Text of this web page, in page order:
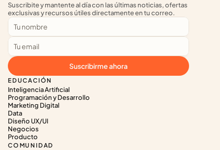
EDUCACIÓN
Inteligencia Artificial
Programación y Desarrollo
Marketing Digital
Data
Diseño UX/UI
Negocios
Producto
COMUNIDAD
Suscribite y mantente al día con las últimas noticias, ofertas
exclusivas y recursos útiles directamente en tu correo.
Suscribirme ahora